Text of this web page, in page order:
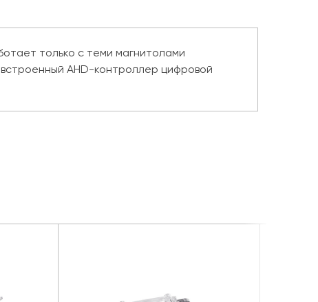
только с теми магнитолами
AHD-контроллер цифровой